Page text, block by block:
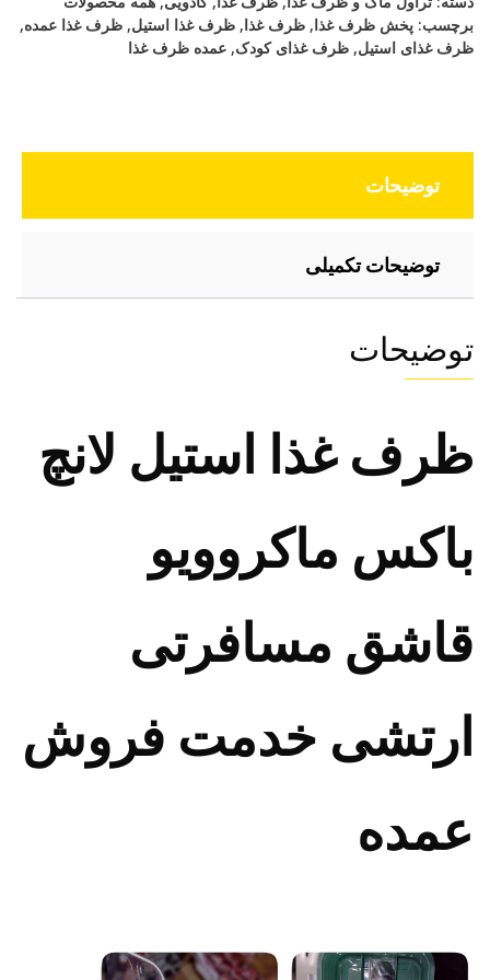
باکس
ارتشی
برچسب: پخش ظرف غذا, ظرف غذا, ظرف غذا استیل, ظرف غذا عمده,
ظرف غذای استیل, ظرف غذای کودک, عمده ظرف غذا
توضیحات
توضیحات تکمیلی
توضیحات
ظرف غذا استیل لانچ
باکس ماکروویو
قاشق مسافرتی
ارتشی خدمت فروش
عمده